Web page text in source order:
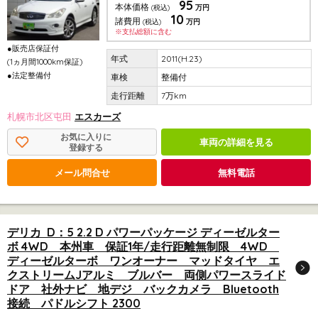
●販売店保証付
(1ヵ月間1000km保証)
●法定整備付
本体価格 (税込) 95 万円
諸費用 (税込) 10 万円
※支払総額に含む
2011(H.23)
整備付
7万km
札幌市北区屯田 エスカーズ
お気に入りに
登録する
車両の詳細を見る
メール問合せ 無料電話
デリカ D：5 2.2 D パワーパッケージ ディーゼルター
ボ 4WD 本州車 保証1年/走行距離無制限 4WD
ディーゼルターボ ワンオーナー マッドタイヤ エ
クストリームJアルミ ブルバー 両側パワースライド
ドア 社外ナビ 地デジ バックカメラ Bluetooth
接続 パドルシフト 2300